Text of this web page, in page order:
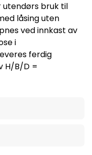
utendørs bruk til
låsing uten
ved innkast av
i
ferdig
H/B/D =